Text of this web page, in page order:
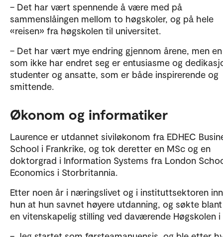
– Det har vært spennende å være med på
sammenslåingen mellom to høgskoler, og på hele
«reisen» fra høgskolen til universitet.
– Det har vært mye endring gjennom årene, men
som ikke har endret seg er entusiasme og
studenter og ansatte, som er både inspirerende og
smittende.
Økonom og informatiker
Laurence er utdannet siviløkonom fra EDHEC
School i Frankrike, og tok deretter en MSc og en
doktorgrad i Information Systems fra London
Economics i Storbritannia.
Etter noen år i næringslivet og i instituttsektoren
hun at hun savnet høyere utdanning, og søkte
en vitenskapelig stilling ved daværende Høgskolen